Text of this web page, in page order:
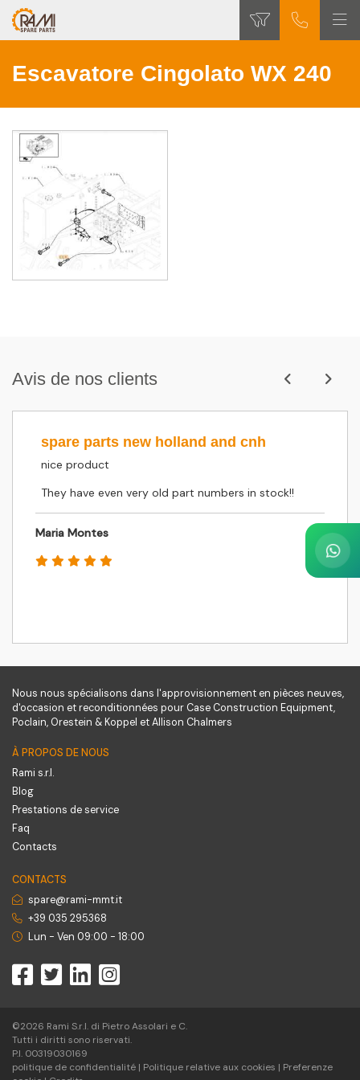
Escavatore Cingolato WX 240
Avis de nos clients
spare parts new holland and cnh
nice product
They have even very old part numbers in stock!!
Maria Montes
Nous nous spécialisons dans l'approvisionnement en pièces neuves,
d'occasion et reconditionnées pour Case Construction Equipment,
Poclain, Orestein & Koppel et Allison Chalmers
À PROPOS DE NOUS
Rami s.r.l.
Blog
Prestations de service
Faq
Contacts
CONTACTS
spare@rami-mmt.it
+39 035 295368
Lun - Ven 09:00 - 18:00
©2026 Rami S.r.l. di Pietro Assolari e C.
Tutti i diritti sono riservati.
P.I. 00319030169
politique de confidentialité | Politique relative aux cookies | Preferenze